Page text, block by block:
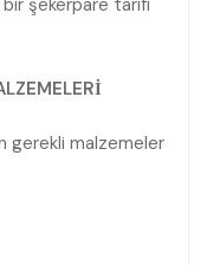
şekerpare tarifi
gerekli malzemeler